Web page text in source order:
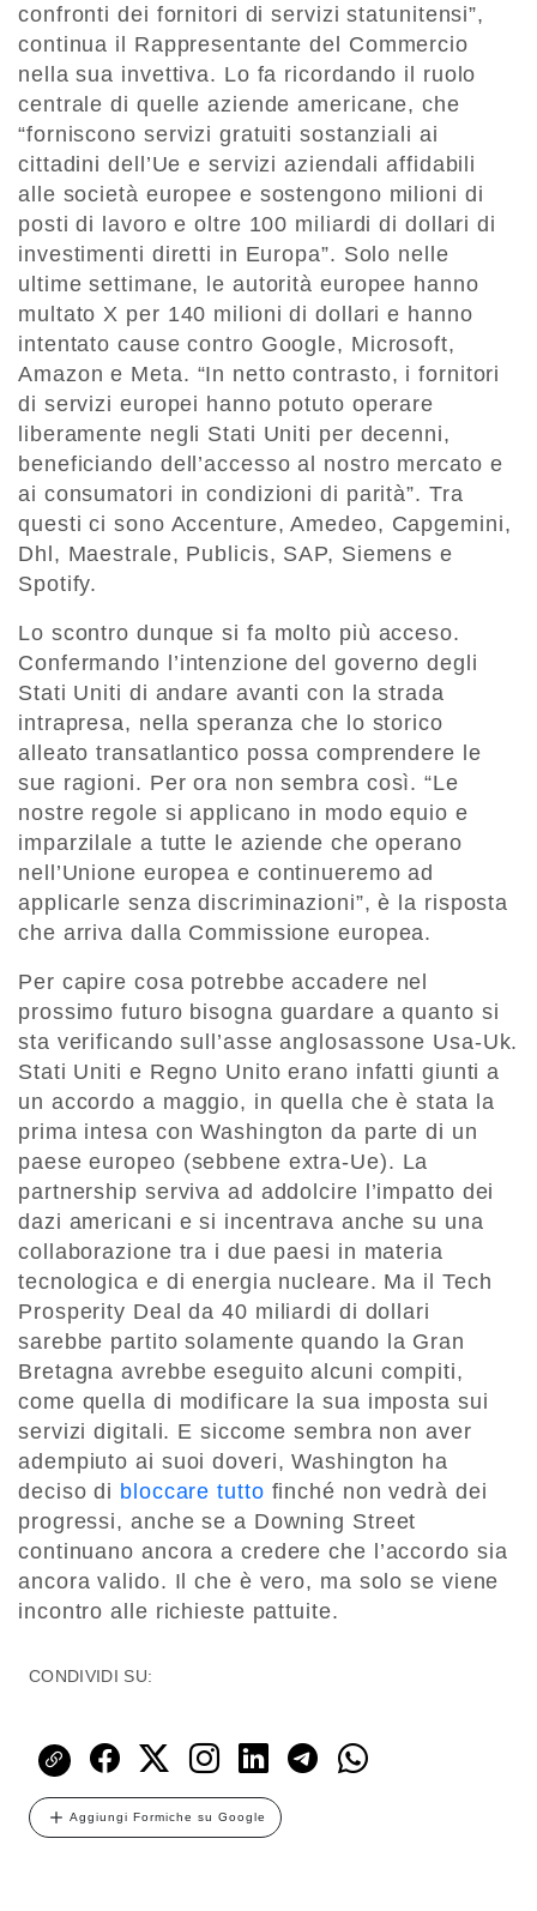
confronti dei fornitori di servizi statunitensi”,
continua il Rappresentante del Commercio
nella sua invettiva. Lo fa ricordando il ruolo
centrale di quelle aziende americane, che
“forniscono servizi gratuiti sostanziali ai
cittadini dell’Ue e servizi aziendali affidabili
alle società europee e sostengono milioni di
posti di lavoro e oltre 100 miliardi di dollari di
investimenti diretti in Europa”. Solo nelle
ultime settimane, le autorità europee hanno
multato X per 140 milioni di dollari e hanno
intentato cause contro Google, Microsoft,
Amazon e Meta. “In netto contrasto, i fornitori
di servizi europei hanno potuto operare
liberamente negli Stati Uniti per decenni,
beneficiando dell’accesso al nostro mercato e
ai consumatori in condizioni di parità”. Tra
questi ci sono Accenture, Amedeo, Capgemini,
Dhl, Maestrale, Publicis, SAP, Siemens e
Spotify.
Lo scontro dunque si fa molto più acceso.
Confermando l’intenzione del governo degli
Stati Uniti di andare avanti con la strada
intrapresa, nella speranza che lo storico
alleato transatlantico possa comprendere le
sue ragioni. Per ora non sembra così. “Le
nostre regole si applicano in modo equio e
imparzilale a tutte le aziende che operano
nell’Unione europea e continueremo ad
applicarle senza discriminazioni”, è la risposta
che arriva dalla Commissione europea.
Per capire cosa potrebbe accadere nel
prossimo futuro bisogna guardare a quanto si
sta verificando sull’asse anglosassone Usa-Uk.
Stati Uniti e Regno Unito erano infatti giunti a
un accordo a maggio, in quella che è stata la
prima intesa con Washington da parte di un
paese europeo (sebbene extra-Ue). La
partnership serviva ad addolcire l’impatto dei
dazi americani e si incentrava anche su una
collaborazione tra i due paesi in materia
tecnologica e di energia nucleare. Ma il Tech
Prosperity Deal da 40 miliardi di dollari
sarebbe partito solamente quando la Gran
Bretagna avrebbe eseguito alcuni compiti,
come quella di modificare la sua imposta sui
servizi digitali. E siccome sembra non aver
adempiuto ai suoi doveri, Washington ha
deciso di bloccare tutto finché non vedrà dei
progressi, anche se a Downing Street
continuano ancora a credere che l’accordo sia
ancora valido. Il che è vero, ma solo se viene
incontro alle richieste pattuite.
CONDIVIDI SU:
Aggiungi Formiche su Google